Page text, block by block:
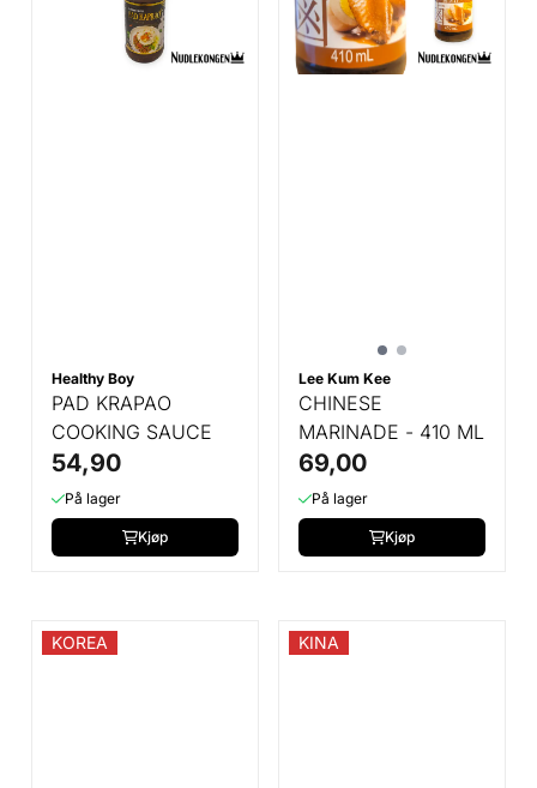
Healthy Boy
PAD KRAPAO
COOKING SAUCE
54,90
På lager
Kjøp
Lee Kum Kee
CHINESE
MARINADE - 410 ML
69,00
På lager
Kjøp
KOREA KINA